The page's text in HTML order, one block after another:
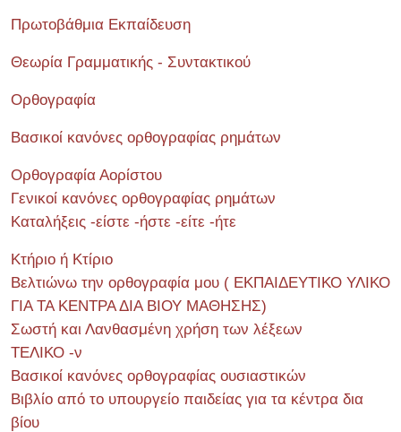
Πρωτοβάθμια Εκπαίδευση
Θεωρία Γραμματικής - Συντακτικού
Ορθογραφία
Βασικοί κανόνες ορθογραφίας ρημάτων
Ορθογραφία Αορίστου
Γενικοί κανόνες ορθογραφίας ρημάτων
Καταλήξεις -είστε -ήστε -είτε -ήτε
Κτήριο ή Κτίριο
Βελτιώνω την ορθογραφία μου ( ΕΚΠΑΙΔΕΥΤΙΚΟ ΥΛΙΚΟ
ΓΙΑ ΤΑ ΚΕΝΤΡΑ ΔΙΑ ΒΙΟΥ ΜΑΘΗΣΗΣ)
Σωστή και Λανθασμένη χρήση των λέξεων
ΤΕΛΙΚΟ -ν
Βασικοί κανόνες ορθογραφίας ουσιαστικών
Βιβλίο από το υπουργείο παιδείας για τα κέντρα δια
βίου